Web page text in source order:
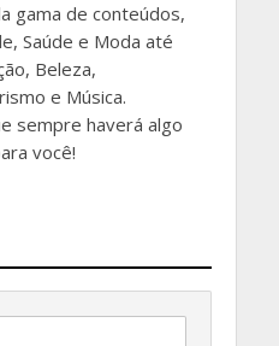
gama de conteúdos,
Saúde e Moda até
Beleza,
e Música.
sempre haverá algo
você!